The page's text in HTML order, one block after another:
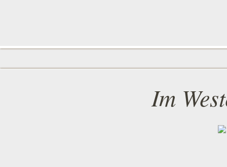
Im